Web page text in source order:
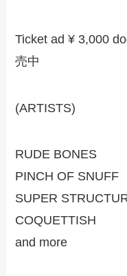
Ticket ad ¥ 3,000
売中
(ARTISTS)
RUDE BONES
PINCH OF SNUFF
SUPER
COQUETTISH
and more